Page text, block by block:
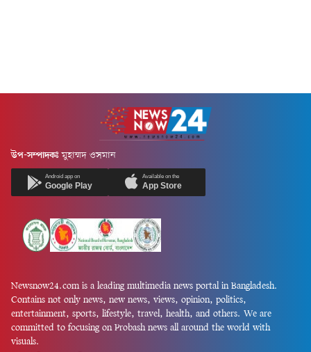
উপ-সম্পাদকঃ মুহাম্মদ ওসমান
Android app on
Google Play
Available on the
App Store
Newsnow24.com is a leading multimedia news portal in Bangladesh.
Contains not only news, new news, views, opinion, politics,
entertainment, sports, lifestyle, travel, health, and others. We are
committed to focusing on Probash news all around the world with
visuals.